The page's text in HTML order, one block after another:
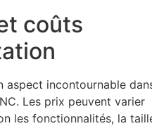
coûts
aspect incontournable
Les prix peuvent varier
les fonctionnalités, la